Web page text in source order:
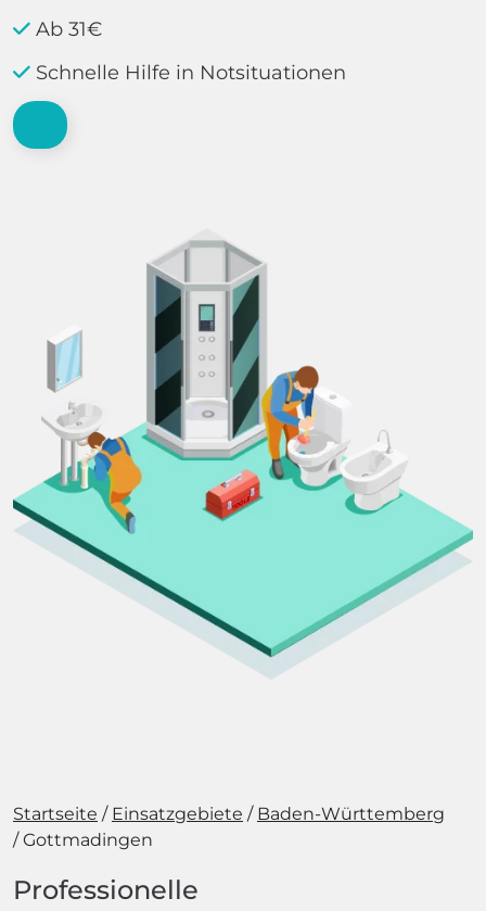
Ab 31€
Schnelle Hilfe in Notsituationen
Startseite Einsatzgebiete
Baden-Württemberg
Gottmadingen
Professionelle